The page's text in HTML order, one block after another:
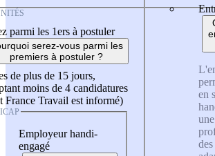
parmi les 1ers à postuler
serez-vous parmi les
premiers à postuler ?
de plus de 15 jours,
moins de 4 candidatures
France Travail est informé)
Employeur handi-
engagé
en